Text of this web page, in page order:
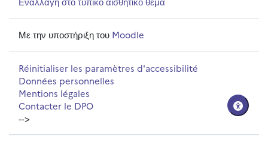
Με την υποστήριξη του Moodle
Réinitialiser les paramètres d'accessibilité
Données personnelles
Mentions légales
Contacter le DPO
-->